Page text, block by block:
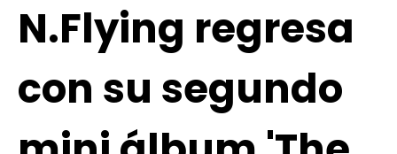
N.Flying regresa
con su segundo